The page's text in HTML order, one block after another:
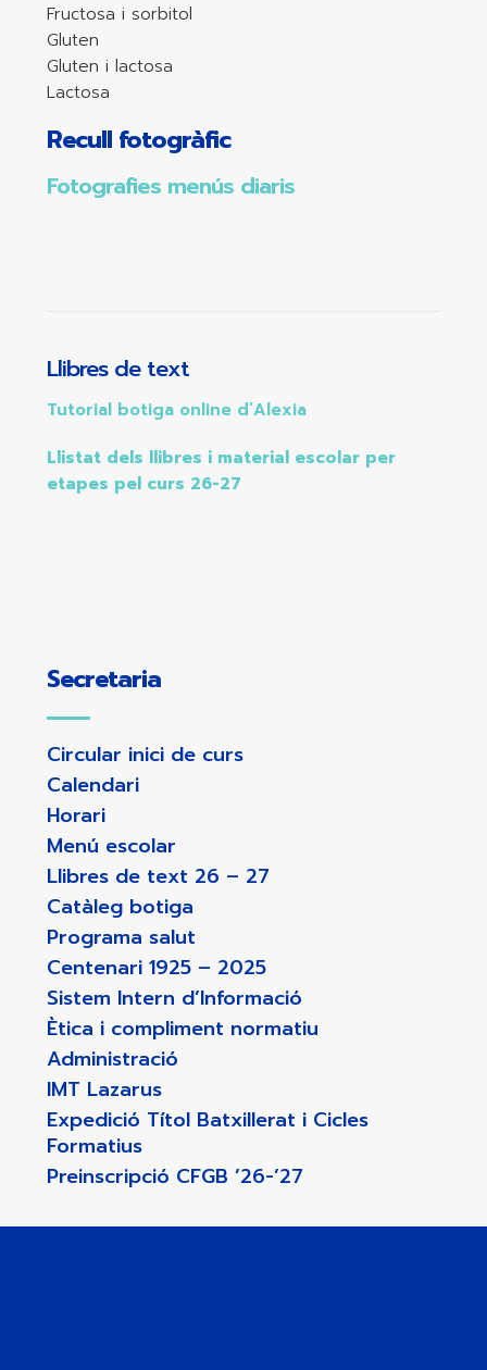
Fructosa i sorbitol
Gluten
Gluten i lactosa
Lactosa
Recull fotogràfic
Fotografies menús diaris
Llibres de text
Tutorial botiga online d’Alexia
Llistat dels llibres i material escolar per
etapes pel curs 26-27
Secretaria
Circular inici de curs
Calendari
Horari
Menú escolar
Llibres de text 26 – 27
Catàleg botiga
Programa salut
Centenari 1925 – 2025
Sistem Intern d’Informació
Ètica i compliment normatiu
Administració
IMT Lazarus
Expedició Títol Batxillerat i Cicles
Formatius
Preinscripció CFGB ’26-’27